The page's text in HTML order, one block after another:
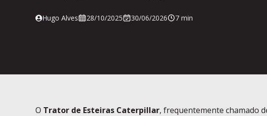
Hugo Alves 28/10/2025 30/06/2026 7 min
O Trator de Esteiras Caterpillar, frequentemente chamado